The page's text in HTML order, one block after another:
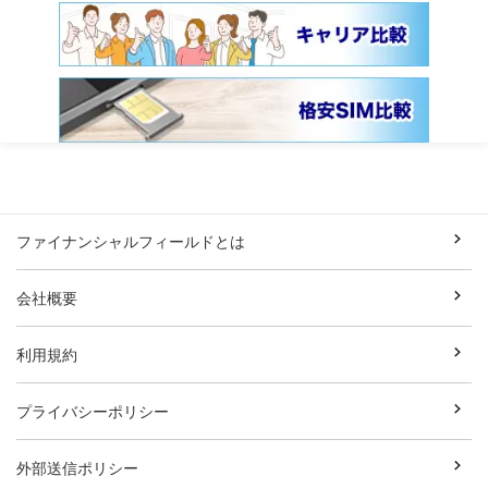
ファイナンシャルフィールドとは
会社概要
利用規約
プライバシーポリシー
外部送信ポリシー